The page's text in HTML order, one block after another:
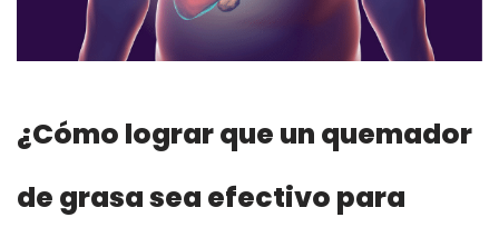
¿Cómo lograr que un quemador
de grasa sea efectivo para